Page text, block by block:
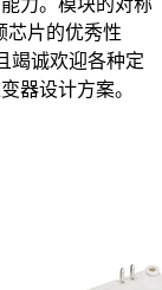
力。模块的对称
芯片的优秀性
竭诚欢迎各种定
器设计方案。